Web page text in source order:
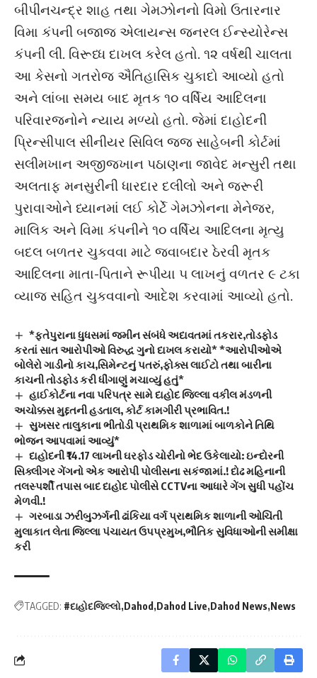
બીપીનચન્દ્ર શાહ તથા ગેમઝોનનો વિમો ઉતારનાર
વિમા કંપની બજાજ એલાયન્સ જનરલ ઈન્સ્યોરેન્સ
કંપની લી. વિરૂધ્ધ દાખલ કરેલ હતો. ૧૨ વર્ષથી ચાલતા
આ કેસનો ગતરોજ ઐતિહાસિક ચુકાદો આવ્યો હતો
અને લાંબા સમય બાદ મૃતક ૧૦ વર્ષિય આદિલના
પરિવારજનોને ન્યાય મળ્યો હતો. જેમાં દાહોદની
પ્રિન્સીપાલ સીનીયર સિવિલ જજ સાહેબની કોર્ટમાં
સલીમખાન અજીજખાન પઠાણના જાવેદ મન્સુરી તથા
અલતાફ મનસુરીની ધારદાર દલીલો અને જરૂરી
પુરાવાઓને ધ્યાનમાં લઈ કોર્ટે ગેમઝોનના મેનેજર,
માલિક અને વિમા કંપનીને ૧૦ વર્ષિય આદિલના મૃત્યુ
બદલ બળતર ચુકવવા માટે જવાબદાર ઠેરવી મૃતક
આદિલના માતા-પિતાને રૂપીયા ૫ લાખનું વળતર ૯ ટકા
વ્યાજ સહિત ચુકવવાનો આદેશ કરવામાં આવ્યો હતો.
*ફતેપુરાના ધુધસમાં જમીન સંબંધે અદાવતમાં તકરાર,તોડફોડ
કરતાં સાત આરોપીઓ વિરુદ્ધ ગુનો દાખલ કરાયો* *આરોપીઓએ
બોલેરો ગાડીનો કાચ,સિમેન્ટનું પતરું,ફોક્સ લાઈટો તથા બારીના
કાચની તોડફોડ કરી ધીંગાણું મચાવ્યું હતું*
હાઈકોર્ટના નવા પરિપત્ર સામે દાહોદ જિલ્લા વકીલ મંડળની
અચોક્કસ મુદ્દતની હડતાલ, કોર્ટ કામગીરી પ્રભાવિત.!
સુખસર તાલુકાના ભીતોડી પ્રાથમિક શાળામાં બાળકોને તિથિ
ભોજન આપવામાં આવ્યું*
દાહોદની ₹14.17 લાખની ઘરફોડ ચોરીનો ભેદ ઉકેલાયો: ઇન્દોરની
સિક્લીગર ગેંગનો એક આરોપી પોલીસના સકંજામાં.! દોઢ મહિનાની
તલસ્પર્શી તપાસ બાદ દાહોદ પોલીસે CCTVના આધારે ગેંગ સુધી પહોંચ
મેળવી.!
ગરબાડા ઝરીબુઝર્ગની ઢાંકિયા વર્ગ પ્રાથમિક શાળાની ઓચિંતી
મુલાકાત લેતા જિલ્લા પંચાયત ઉપપ્રમુખ,ભૌતિક સુવિધાઓની સમીક્ષા
કરી
TAGGED: #દાહોદજિલ્લો Dahod Dahod Live Dahod News News